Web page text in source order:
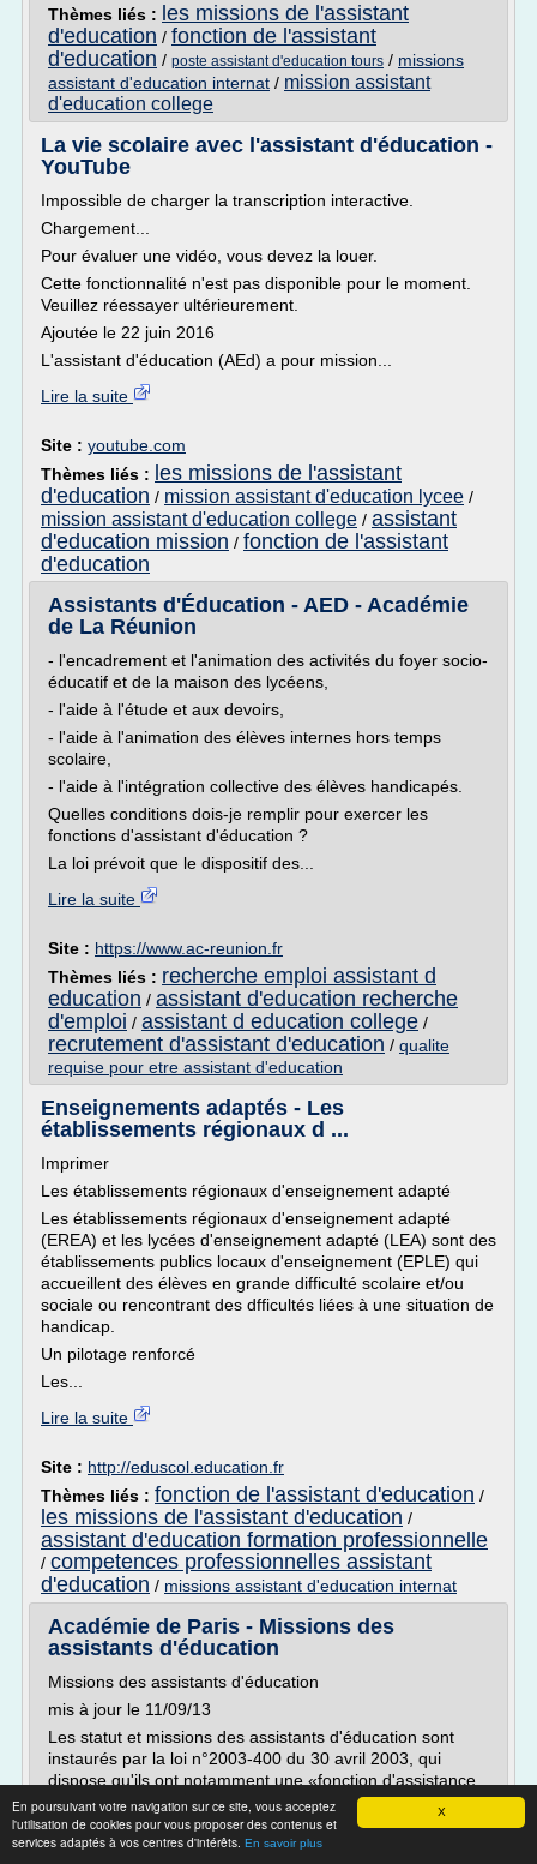
X
En poursuivant votre navigation sur ce site, vous acceptez
l'utilisation de cookies pour vous proposer des contenus et
services adaptés à vos centres d'intérêts. En savoir plus
Thèmes liés : les missions de l'assistant
d'education / fonction de l'assistant
d'education / poste assistant d'education tours / missions
assistant d'education internat / mission assistant
d'education college
La vie scolaire avec l'assistant d'éducation -
YouTube
Impossible de charger la transcription interactive.
Chargement...
Pour évaluer une vidéo, vous devez la louer.
Cette fonctionnalité n'est pas disponible pour le moment.
Veuillez réessayer ultérieurement.
Ajoutée le 22 juin 2016
L'assistant d'éducation (AEd) a pour mission...
Lire la suite
Site : youtube.com
Thèmes liés : les missions de l'assistant
d'education / mission assistant d'education lycee /
mission assistant d'education college / assistant
d'education mission / fonction de l'assistant
d'education
Assistants d'Éducation - AED - Académie
de La Réunion
- l'encadrement et l'animation des activités du foyer socio-
éducatif et de la maison des lycéens,
- l'aide à l'étude et aux devoirs,
- l'aide à l'animation des élèves internes hors temps
scolaire,
- l'aide à l'intégration collective des élèves handicapés.
Quelles conditions dois-je remplir pour exercer les
fonctions d'assistant d'éducation ?
La loi prévoit que le dispositif des...
Lire la suite
Site : https://www.ac-reunion.fr
Thèmes liés : recherche emploi assistant d
education / assistant d'education recherche
d'emploi / assistant d education college /
recrutement d'assistant d'education / qualite
requise pour etre assistant d'education
Enseignements adaptés - Les
établissements régionaux d ...
Imprimer
Les établissements régionaux d'enseignement adapté
Les établissements régionaux d'enseignement adapté
(EREA) et les lycées d'enseignement adapté (LEA) sont des
établissements publics locaux d'enseignement (EPLE) qui
accueillent des élèves en grande difficulté scolaire et/ou
sociale ou rencontrant des dfficultés liées à une situation de
handicap.
Un pilotage renforcé
Les...
Lire la suite
Site : http://eduscol.education.fr
Thèmes liés : fonction de l'assistant d'education /
les missions de l'assistant d'education /
assistant d'education formation professionnelle
/ competences professionnelles assistant
d'education / missions assistant d'education internat
Académie de Paris - Missions des
assistants d'éducation
Missions des assistants d'éducation
mis à jour le 11/09/13
Les statut et missions des assistants d'éducation sont
instaurés par la loi n°2003-400 du 30 avril 2003, qui
dispose qu'ils ont notamment une «fonction d'assistance
à l'équipe éducative, (...) pour l'encadrement et la
surveillance des élèves». Ils exercent dans les
établissements primaires et secondaires. Le rectorat...